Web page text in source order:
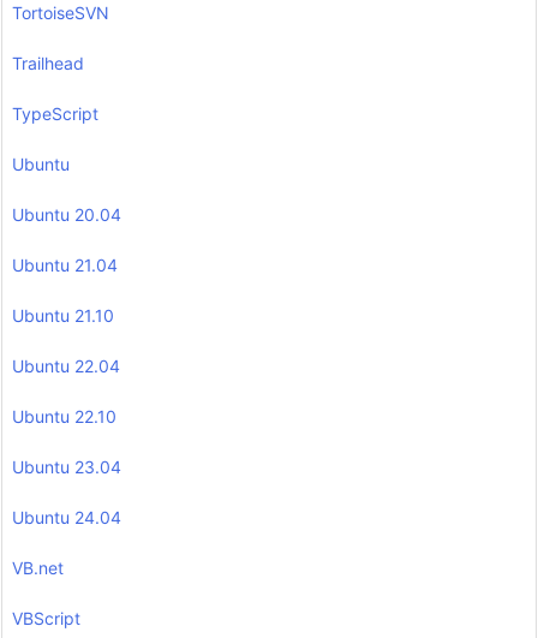
TortoiseSVN
Trailhead
TypeScript
Ubuntu
Ubuntu 20.04
Ubuntu 21.04
Ubuntu 21.10
Ubuntu 22.04
Ubuntu 22.10
Ubuntu 23.04
Ubuntu 24.04
VB.net
VBScript